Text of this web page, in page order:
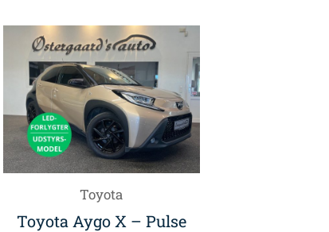
Toyota
Toyota Aygo X – Pulse